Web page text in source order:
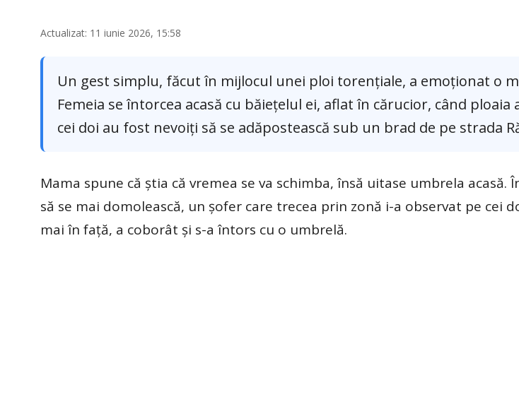
Actualizat: 11 iunie 2026, 15:58
Un gest simplu, făcut în mijlocul unei ploi torențiale, a emoționat o
Femeia se întorcea acasă cu băiețelul ei, aflat în cărucior, când
cei doi au fost nevoiți să se adăpostească sub un brad de pe strada
Mama spune că știa că vremea se va schimba, însă uitase umbrela acasă.
să se mai domolească, un șofer care trecea prin zonă i-a observat pe cei
mai în față, a coborât și s-a întors cu o umbrelă.